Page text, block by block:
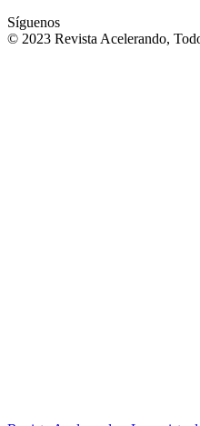
Síguenos
© 2023 Revista Acelerando,